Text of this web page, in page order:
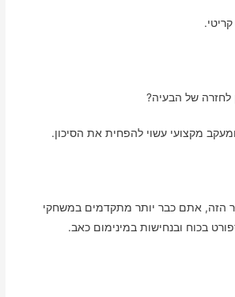
לחזרה של הבעיה?
מקצועי עשוי להפחית את הסיכון.
אתם כבר יותר מתקדמים במשחקי
בכוח ובנחישות במינימום כאב.